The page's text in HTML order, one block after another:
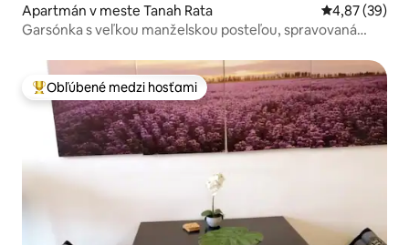
Apartmán v meste Tanah Rata Priemerné
4,87 (39)
Garsónka s veľkou manželskou posteľou, spravovaná
Najobľúbenejšie medzi hosťami
Obľúbené medzi hosťami